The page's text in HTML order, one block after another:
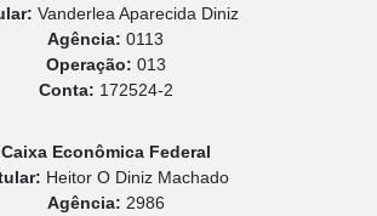
Vanderlea Aparecida Diniz
Agência: 0113
Operação: 013
Conta: 172524-2
Caixa Econômica Federal
Heitor O Diniz Machado
Agência: 2986